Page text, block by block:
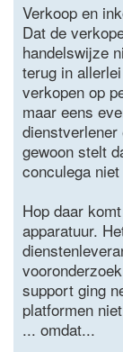
Verkoop en
Dat de
handelswijze
terug in
verkopen op
maar eens
dienstverlener
gewoon stelt
conculega
Hop daar
apparatuur.
support ging
platformen
... omdat...